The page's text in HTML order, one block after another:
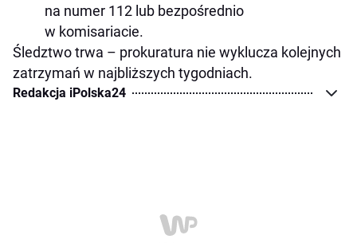
na numer 112 lub bezpośrednio
w komisariacie.
Śledztwo trwa – prokuratura nie wyklucza kolejnych
zatrzymań w najbliższych tygodniach.
Redakcja iPolska24